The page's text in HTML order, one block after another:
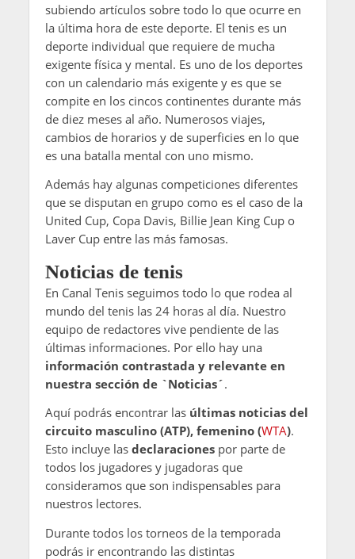
subiendo artículos sobre todo lo que ocurre en
la última hora de este deporte. El tenis es un
deporte individual que requiere de mucha
exigente física y mental. Es uno de los deportes
con un calendario más exigente y es que se
compite en los cincos continentes durante más
de diez meses al año. Numerosos viajes,
cambios de horarios y de superficies en lo que
es una batalla mental con uno mismo.
Además hay algunas competiciones diferentes
que se disputan en grupo como es el caso de la
United Cup, Copa Davis, Billie Jean King Cup o
Laver Cup entre las más famosas.
Noticias de tenis
En Canal Tenis seguimos todo lo que rodea al
mundo del tenis las 24 horas al día. Nuestro
equipo de redactores vive pendiente de las
últimas informaciones. Por ello hay una
información contrastada y relevante en
nuestra sección de `Noticias´.
Aquí podrás encontrar lasúltimas noticias del
circuito masculino (ATP), femenino (WTA).
Esto incluye las declaracionespor parte de
todos los jugadores y jugadoras que
consideramos que son indispensables para
nuestros lectores.
Durante todos los torneos de la temporada
podrás ir encontrando las distintas